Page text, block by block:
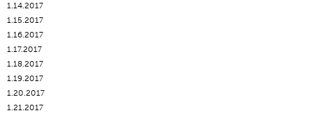
1.14.2017
1.15.2017
1.16.2017
1.17.2017
1.18.2017
1.19.2017
1.20.2017
1.21.2017